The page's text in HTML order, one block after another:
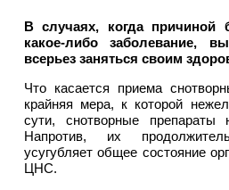
В случаях, когда причиной
какое-либо заболевание,
всерьез заняться своим
Что касается приема
крайняя мера, к которой
сути, снотворные
Напротив, их
усугубляет общее состояние
ЦНС.